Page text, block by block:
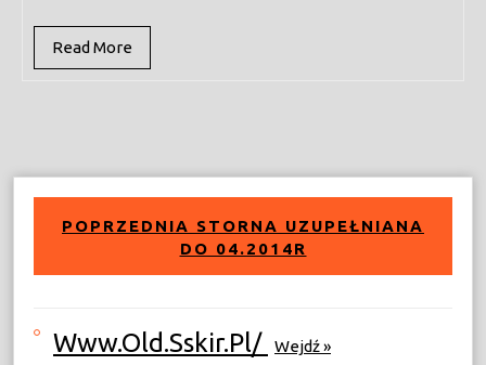
Read More
More
POPRZEDNIA STORNA UZUPEŁNIANA
DO 04.2014R
Www.old.sskir.pl/ Wejdź »